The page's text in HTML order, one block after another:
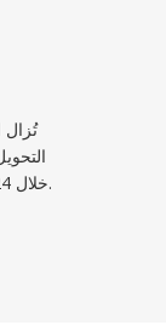
تُزال
خلال 24 ساعة لضمان الخصوصية الكاملة.